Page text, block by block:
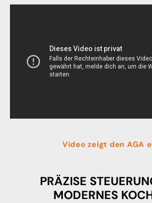
Video zeigt den AGA
PRÄZISE
MODERNES